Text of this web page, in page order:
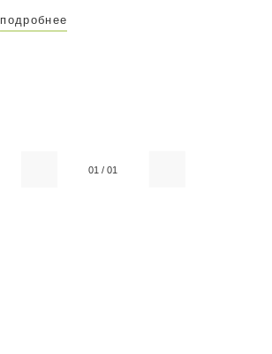
подробнее
01 /01